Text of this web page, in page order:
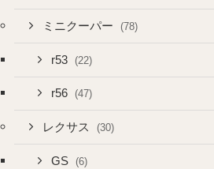
ミニクーパー (78)
r53 (22)
r56 (47)
レクサス (30)
GS (6)